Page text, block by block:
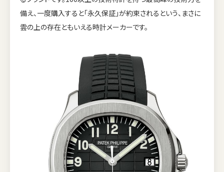
備え、一度購入すると「永久保証」が約束されるという、まさに
雲の上の存在ともいえる時計メーカーです。